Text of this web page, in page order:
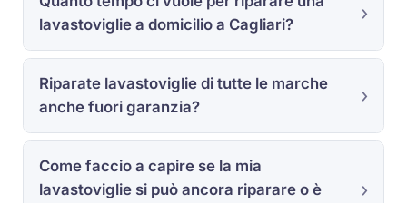
lavastoviglie a domicilio a Cagliari?
Riparate lavastoviglie di tutte le marche
anche fuori garanzia?
Come faccio a capire se la mia
lavastoviglie si può ancora riparare o è